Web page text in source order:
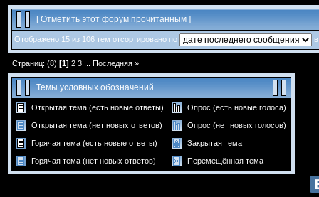
[Отметить этот форум прочитанным ]
Отображено 15 из 106 тем отсортировано по
Страниц: (8) [1] 2 3 Последняя »
Темы условных обозначений
Открытая тема (есть новые ответы) Опрос (есть новые голоса)
Открытая тема (нет новых ответов) Опрос (нет новых голосов)
Горячая тема (есть новые ответы) Закрытая тема
Горячая тема (нет новых ответов) Перемещённая тема